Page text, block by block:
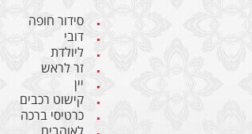
סידור חופה
דובי
ליולדת
זר לראש
יין
קישוט רכבים
כרטיסי ברכה